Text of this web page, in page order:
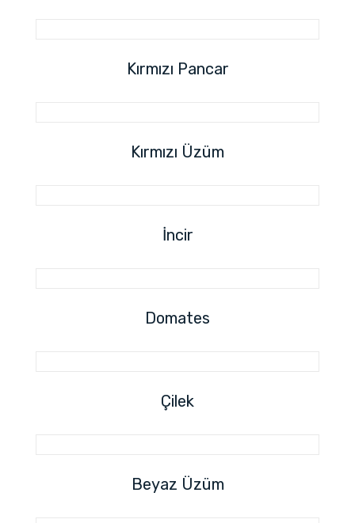
Kırmızı Pancar
Kırmızı Üzüm
İncir
Domates
Çilek
Beyaz Üzüm